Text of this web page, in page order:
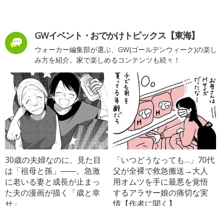
GWイベント・おでかけトピックス【東海】
ウォーカー編集部が選ぶ、GW(ゴールデンウィーク)の楽し
み方を紹介。家で楽しめるコンテンツも続々！
30歳の夫婦なのに、見た目
は「祖母と孫」――。急激
に老いる妻と成長が止まっ
た夫の漫画が描く「歳と幸
せ」
「いつどうなっても…」70代
父が全裸で救急搬送→大人
用オムツを手に最悪を覚悟
するアラサー娘の痛切な実
情【作者に聞く】